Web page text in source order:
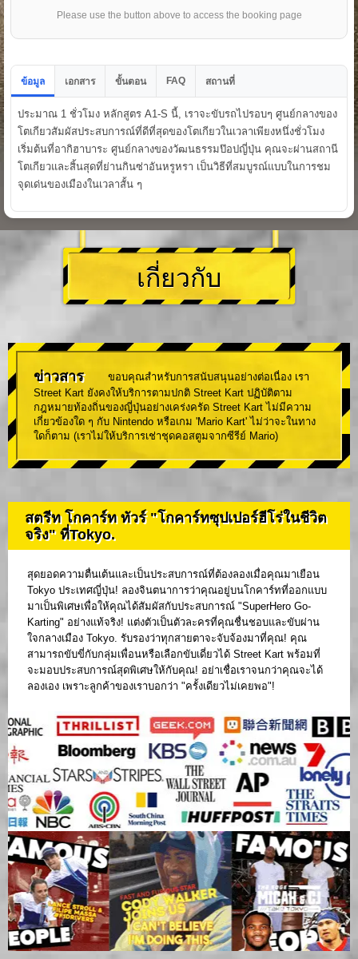
Please use the button above to access the booking page
ข้อมูล เอกสาร ขั้นตอน FAQ สถานที่
ประมาณ 1 ชั่วโมง หลักสูตร A1-S นี้, เราจะขับรถไปรอบๆ ศูนย์กลางของ
โตเกียวสัมผัสประสบการณ์ที่ดีที่สุดของโตเกียวในเวลาเพียงหนึ่งชั่วโมง
เริ่มต้นที่อากิฮาบาระ ศูนย์กลางของวัฒนธรรมป๊อปญี่ปุ่น คุณจะผ่านสถานี
โตเกียวและสิ้นสุดที่ย่านกินซ่าอันหรูหรา เป็นวิธีที่สมบูรณ์แบบในการชม
จุดเด่นของเมืองในเวลาสั้น ๆ
เกี่ยวกับ
ข่าวสาร
ขอบคุณสำหรับการสนับสนุนอย่างต่อเนื่อง เรา
Street Kart ยังคงให้บริการตามปกติ Street Kart ปฏิบัติตาม
กฎหมายท้องถิ่นของญี่ปุ่นอย่างเคร่งครัด Street Kart ไม่มีความ
เกี่ยวข้องใด ๆ กับ Nintendo หรือเกม 'Mario Kart' ไม่ว่าจะในทาง
ใดก็ตาม (เราไม่ให้บริการเช่าชุดคอสตูมจากซีรีย์ Mario)
สตรีท โกคาร์ท ทัวร์ "โกคาร์ทซุปเปอร์ฮีโร่ในชีวิต
จริง" ที่Tokyo.
สุดยอดความตื่นเต้นและเป็นประสบการณ์ที่ต้องลองเมื่อคุณมาเยือน
Tokyo ประเทศญี่ปุ่น! ลองจินตนาการว่าคุณอยู่บนโกคาร์ทที่ออกแบบ
มาเป็นพิเศษเพื่อให้คุณได้สัมผัสกับประสบการณ์ "SuperHero Go-
Karting" อย่างแท้จริง! แต่งตัวเป็นตัวละครที่คุณชื่นชอบและขับผ่าน
ใจกลางเมือง Tokyo. รับรองว่าทุกสายตาจะจับจ้องมาที่คุณ! คุณ
สามารถขับขี่กับกลุ่มเพื่อนหรือเลือกขับเดี่ยวได้ Street Kart พร้อมที่
จะมอบประสบการณ์สุดพิเศษให้กับคุณ! อย่าเชื่อเราจนกว่าคุณจะได้
ลองเอง เพราะลูกค้าของเราบอกว่า "ครั้งเดียวไม่เคยพอ"!